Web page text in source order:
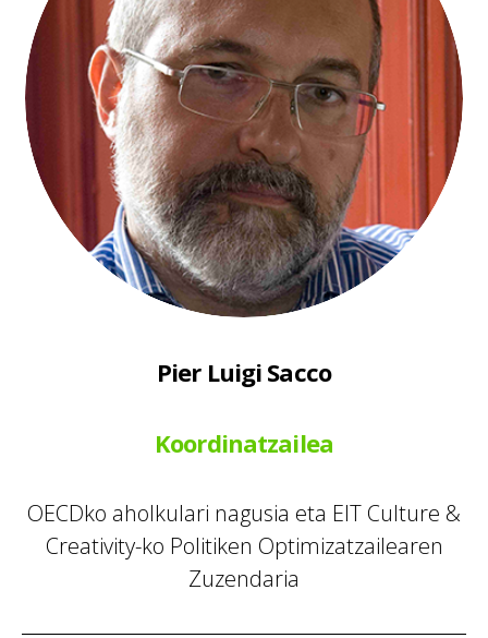
Pier Luigi Sacco
Koordinatzailea
OECDko aholkulari nagusia eta EIT Culture &
Creativity-ko Politiken Optimizatzailearen
Zuzendaria